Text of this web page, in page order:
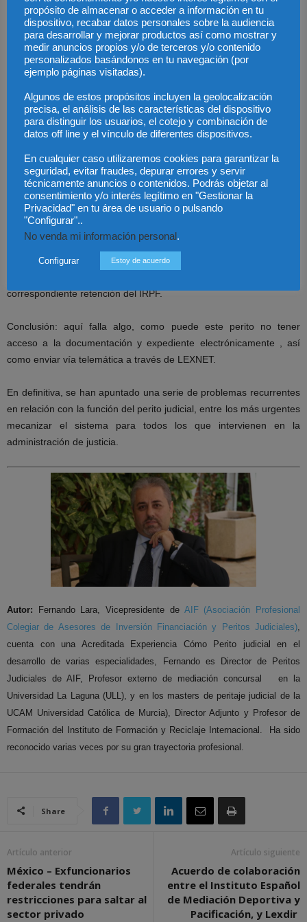
Muchos peritos me preguntan, como es que pagan tan poco y
tarde, pongo un caso reciente en uno de los Juzgados de
Cataluña, se realiza un informe pericial de un robo en una vivienda,
se llama a un perito de esta especialidad y se presenta al Juzgado
para estudiar y aceptar el caso, realiza el informe pericial y lo
presenta al juzgado, a los meses siguientes se le avisa para la
vista, se presenta el día y hora cuando después de varias horas de
presenta, en las semanas siguientes se le notifica al perito que
tiene día y hora para otra vista, el perito se vuelve a presentar por
cuarta vez al juzgado, con lo cual el día de la vista el perito espera
que lo llamen a sala y después de esperar varias horas, condenan
al demandado y el perito no entra ni siquiera a sala ya que el Juez
da como bueno su informe, resumiendo, el perito realiza cuatro
viajes, más de ochocientos kilómetros, cuatro mañanas perdidas, y
correspondiente retención del IRPF.
Conclusión: aquí falla algo, como puede este perito no tener
acceso a la documentación y expediente electrónicamente , así
como enviar vía telemática a través de LEXNET.
En definitiva, se han apuntado una serie de problemas recurrentes
en relación con la función del perito judicial, entre los más urgentes
mecanizar el sistema para todos los que intervienen en la
administración de justicia.
Autor: Fernando Lara, Vicepresidente de AIF (Asociación Profesional
Colegiar de Asesores de Inversión Financiación y Peritos Judiciales),
cuenta con una Acreditada Experiencia Cómo Perito judicial en el
desarrollo de varias especialidades, Fernando es Director de Peritos
Judiciales de AIF, Profesor externo de mediación concursal en la
Universidad La Laguna (ULL), y en los masters de peritaje judicial de la
UCAM Universidad Católica de Murcia), Director Adjunto y Profesor de
Formación del Instituto de Formación y Reciclaje Internacional. Ha sido
reconocido varias veces por su gran trayectoria profesional.
Share
Artículo anterior
México – Exfuncionarios
federales tendrán
restricciones para saltar al
sector privado
Artículo siguiente
Acuerdo de colaboración
entre el Instituto Español
de Mediación Deportiva y
Pacificación, y Lexdir
propósito de almacenar o acceder a información en tu
dispositivo, recabar datos personales sobre la audiencia
para desarrollar y mejorar productos así como mostrar y
medir anuncios propios y/o de terceros y/o contenido
personalizados basándonos en tu navegación (por
ejemplo páginas visitadas).
Algunos de estos propósitos incluyen la geolocalización
precisa, el análisis de las características del dispositivo
para distinguir los usuarios, el cotejo y combinación de
datos off line y el vínculo de diferentes dispositivos.
En cualquier caso utilizaremos cookies para garantizar la
seguridad, evitar fraudes, depurar errores y servir
técnicamente anuncios o contenidos. Podrás objetar al
consentimiento y/o interés legítimo en "Gestionar la
Privacidad" en tu área de usuario o pulsando
"Configurar"..
No venda mi información personal .
Configurar Estoy de acuerdo